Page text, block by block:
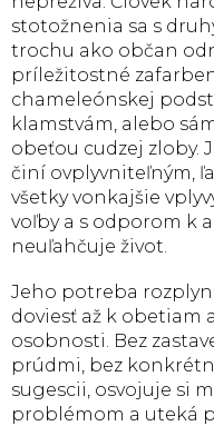
stotožnenia sa s
trochu ako občan
príležitostné
chameleónskej
klamstvám, alebo
obeťou cudzej zloby.
činí ovplyvniteľným,
všetky vonkajšie
voľby a s odporom k
neuľahčuje život.
Jeho potreba
doviesť až k obetiam
osobnosti. Bez
prúdmi, bez
sugescii, osvojuje si
problémom a uteká